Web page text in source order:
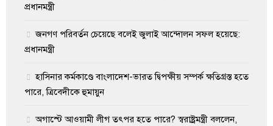
প্রধানমন্ত্রী
জনগণ পরিবর্তন চেয়েছে বলেই জুলাই আন্দোলন সফল হয়েছে:
প্রধানমন্ত্রী
হাসিনার কর্মকাণ্ডে বাংলাদেশ-ভারত দ্বিপক্ষীয় সম্পর্ক ক্ষতিগ্রস্ত হতে
পারে, ত্রিবেদীকে হুমায়ুন
অগাস্টে আওয়ামী লীগ তৎপর হতে পারে? স্বরাষ্ট্রমন্ত্রী বললেন,